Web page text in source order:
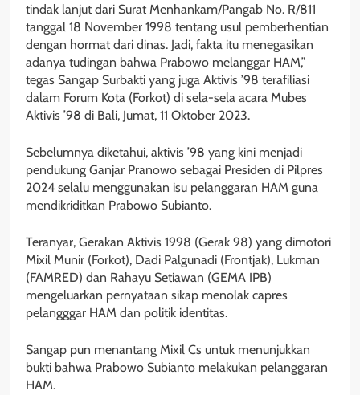
tindak lanjut dari Surat Menhankam/Pangab No. R/811
tanggal 18 November 1998 tentang usul pemberhentian
dengan hormat dari dinas. Jadi, fakta itu menegasikan
adanya tudingan bahwa Prabowo melanggar HAM,”
tegas Sangap Surbakti yang juga Aktivis ’98 terafiliasi
dalam Forum Kota (Forkot) di sela-sela acara Mubes
Aktivis ’98 di Bali, Jumat, 11 Oktober 2023.
Sebelumnya diketahui, aktivis ’98 yang kini menjadi
pendukung Ganjar Pranowo sebagai Presiden di Pilpres
2024 selalu menggunakan isu pelanggaran HAM guna
mendikriditkan Prabowo Subianto.
Teranyar, Gerakan Aktivis 1998 (Gerak 98) yang dimotori
Mixil Munir (Forkot), Dadi Palgunadi (Frontjak), Lukman
(FAMRED) dan Rahayu Setiawan (GEMA IPB)
mengeluarkan pernyataan sikap menolak capres
pelangggar HAM dan politik identitas.
Sangap pun menantang Mixil Cs untuk menunjukkan
bukti bahwa Prabowo Subianto melakukan pelanggaran
HAM.